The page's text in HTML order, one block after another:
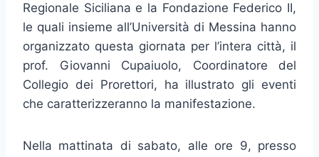
Regionale Siciliana e la Fondazione Federico II,
le quali insieme all’Università di Messina hanno
organizzato questa giornata per l’intera città, il
prof. Giovanni Cupaiuolo, Coordinatore del
Collegio dei Prorettori, ha illustrato gli eventi
che caratterizzeranno la manifestazione.
Nella mattinata di sabato, alle ore 9, presso